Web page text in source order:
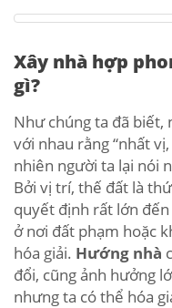
Xây nhà hợp
gì?
Như chúng ta đã
với nhau rằng “nhất
nhiên người ta lại nói
Bởi vị trí, thế đất là
quyết định rất lớn
ở nơi đất phạm hoặc
hóa giải. Hướng nhà
đổi, cũng ảnh hưởng
nhưng ta có thể hóa